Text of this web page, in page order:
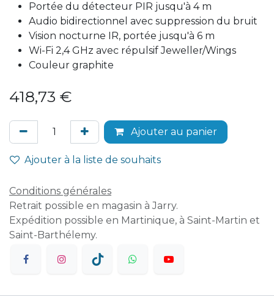
Portée du détecteur PIR jusqu'à 4 m
Audio bidirectionnel avec suppression du bruit
Vision nocturne IR, portée jusqu'à 6 m
Wi-Fi 2,4 GHz avec répulsif Jeweller/Wings
Couleur graphite
418,73 €
Ajouter au panier
Ajouter à la liste de souhaits
Conditions générales
Retrait possible en magasin à Jarry.
Expédition possible en Martinique, à Saint-Martin et
Saint-Barthélemy.